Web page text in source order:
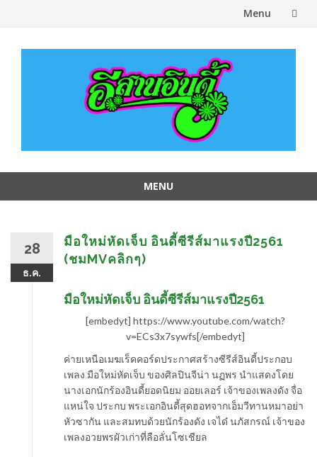
Menu
MENU
28
ธ.ค.
มือใหม่หัดเจ็บ อินดี้ซีรีส์มาแรงปี2561
(ชมMVคลิกๆ)
มือใหม่หัดเจ็บ อินดี้ซีรีส์มาแรงปี2561
[embedyt] https://www.youtube.com/watch?
v=ECs3x7sywfs[/embedyt]
ค่ายเหนือเมฆเร็คคอร์ดประกาศสร้างซีรีส์อินดี้ประกอบ
เพลง มือใหม่หัดเจ็บ ของศิลปินจีน่า นฏพร นำแสดงโดย
นางเอกนักร้องอินดี้ยอดนิยม ออยเลอร์ เจ้าของเพลงดัง จื่อ
แหน่ใจ ประกบ พระเอกอินดี้สุดฮอทจากเอ็มวีทานหมาอย่า
หัวซากัน และสมทบด้วยนักร้องดัง เจได๋ นภัสกรณ์ เจ้าของ
เพลงอวยพรผัวเก่าที่ลือลั่นโซเชียล